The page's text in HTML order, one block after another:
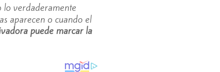
lo verdaderamente
aparecen o cuando el
puede marcar la